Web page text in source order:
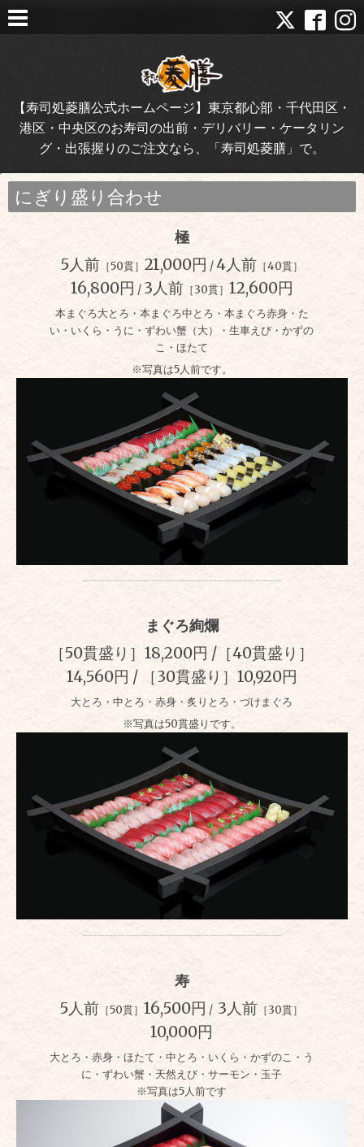
【寿司処菱膳公式ホームページ】東京都心部・千代田区・
港区・中央区のお寿司の出前・デリバリー・ケータリン
グ・出張握りのご注文なら、「寿司処菱膳」で。
にぎり盛り合わせ
極
5人前 ［50貫］ 21,000円 /4人前 ［40貫］
16,800円 / 3人前 ［30貫］ 12,600円
本まぐろ大とろ・本まぐろ中とろ・本まぐろ赤身・た
い・いくら・うに・ずわい蟹（大）・生車えび・かずの
こ・ほたて
※写真は5人前です。
まぐろ絢爛
［50貫盛り］18,200円 / ［40貫盛り］
14,560円 /
［30貫盛り］10,920円
大とろ・中とろ・赤身・炙りとろ・づけまぐろ
※写真は50貫盛りです。
寿
5人前 ［50貫］ 16,500円 / 3人前 ［30貫］
10,000円
大とろ・赤身・ほたて・中とろ・いくら・かずのこ・う
に・ずわい蟹・天然えび・サーモン・玉子
※写真は5人前です